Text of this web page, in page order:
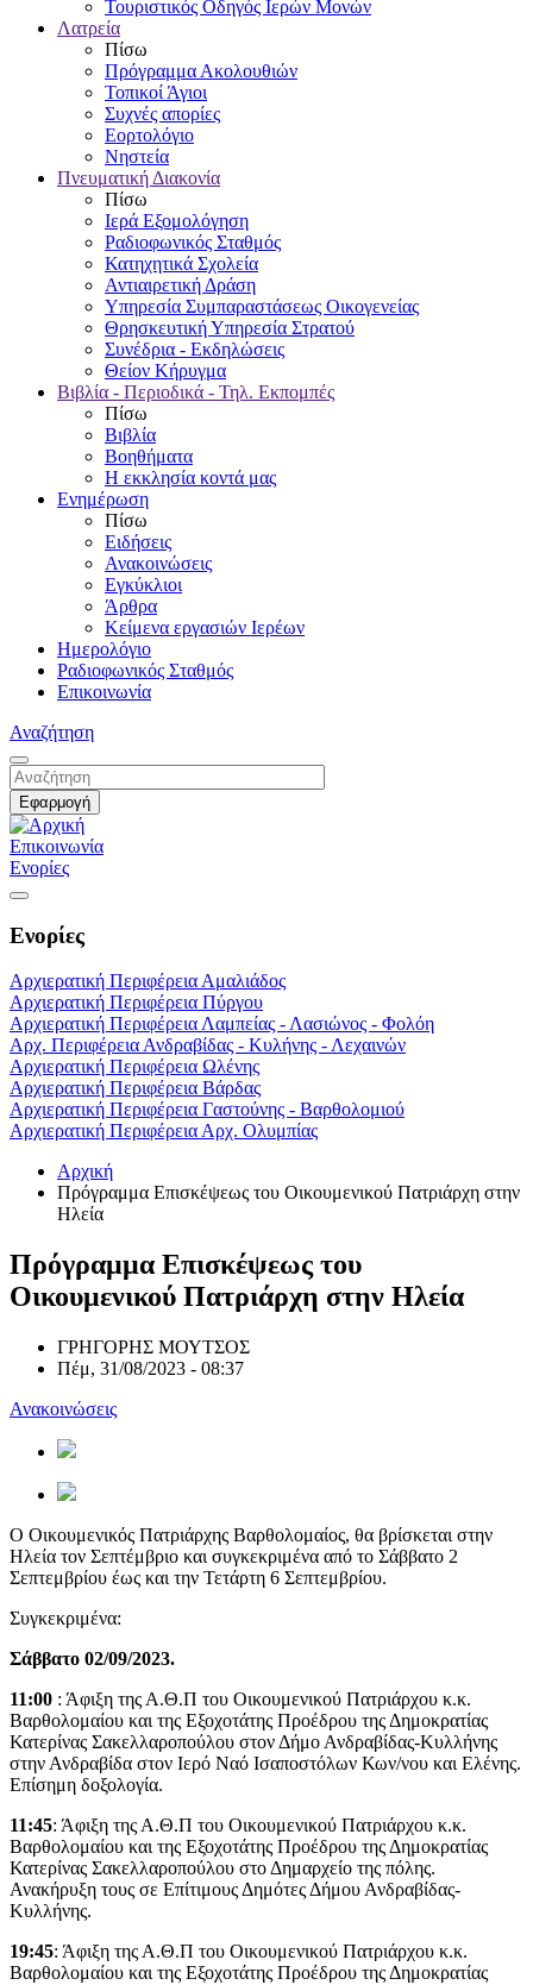
Τουριστικός Οδηγός Ιερών Μονών
Λατρεία
Πίσω
Πρόγραμμα Ακολουθιών
Τοπικοί Άγιοι
Συχνές απορίες
Εορτολόγιο
Νηστεία
Πνευματική Διακονία
Πίσω
Ιερά Εξομολόγηση
Ραδιοφωνικός Σταθμός
Κατηχητικά Σχολεία
Αντιαιρετική Δράση
Υπηρεσία Συμπαραστάσεως Οικογενείας
Θρησκευτική Υπηρεσία Στρατού
Συνέδρια - Εκδηλώσεις
Θείον Κήρυγμα
Βιβλία - Περιοδικά - Τηλ. Εκπομπές
Πίσω
Βιβλία
Βοηθήματα
Η εκκλησία κοντά μας
Ενημέρωση
Πίσω
Ειδήσεις
Ανακοινώσεις
Εγκύκλιοι
Άρθρα
Κείμενα εργασιών Ιερέων
Ημερολόγιο
Ραδιοφωνικός Σταθμός
Επικοινωνία
Αναζήτηση
Επικοινωνία
Ενορίες
Ενορίες
Αρχιερατική Περιφέρεια Αμαλιάδος
Αρχιερατική Περιφέρεια Πύργου
Αρχιερατική Περιφέρεια Λαμπείας - Λασιώνος - Φολόη
Αρχ. Περιφέρεια Ανδραβίδας - Κυλήνης - Λεχαινών
Αρχιερατική Περιφέρεια Ωλένης
Αρχιερατική Περιφέρεια Βάρδας
Αρχιερατική Περιφέρεια Γαστούνης - Βαρθολομιού
Αρχιερατική Περιφέρεια Αρχ. Ολυμπίας
Αρχική
Πρόγραμμα Επισκέψεως του Οικουμενικού Πατριάρχη στην
Ηλεία
Πρόγραμμα Επισκέψεως του
Οικουμενικού Πατριάρχη στην Ηλεία
ΓΡΗΓΟΡΗΣ ΜΟΥΤΣΟΣ
Πέμ, 31/08/2023 - 08:37
Ανακοινώσεις
Ο Οικουμενικός Πατριάρχης Βαρθολομαίος, θα βρίσκεται στην
Ηλεία τον Σεπτέμβριο και συγκεκριμένα από το Σάββατο 2
Σεπτεμβρίου έως και την Τετάρτη 6 Σεπτεμβρίου.
Συγκεκριμένα:
Σάββατο 02/09/2023.
11:00 : Άφιξη της Α.Θ.Π του Οικουμενικού Πατριάρχου κ.κ.
Βαρθολομαίου και της Εξοχοτάτης Προέδρου της Δημοκρατίας
Κατερίνας Σακελλαροπούλου στον Δήμο Ανδραβίδας-Κυλλήνης
στην Ανδραβίδα στον Ιερό Ναό Ισαποστόλων Κων/νου και Ελένης.
Επίσημη δοξολογία.
11:45: Άφιξη της Α.Θ.Π του Οικουμενικού Πατριάρχου κ.κ.
Βαρθολομαίου και της Εξοχοτάτης Προέδρου της Δημοκρατίας
Κατερίνας Σακελλαροπούλου στο Δημαρχείο της πόλης.
Ανακήρυξη τους σε Επίτιμους Δημότες Δήμου Ανδραβίδας-
Κυλλήνης.
19:45: Άφιξη της Α.Θ.Π του Οικουμενικού Πατριάρχου κ.κ.
Βαρθολομαίου και της Εξοχοτάτης Προέδρου της Δημοκρατίας